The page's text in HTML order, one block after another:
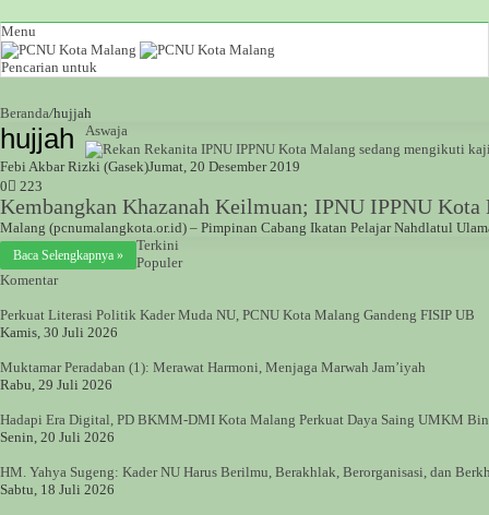
Menu
Pencarian untuk
Beranda/hujjah
hujjah Aswaja
Febi Akbar Rizki (Gasek)Jumat, 20 Desember 2019
0
223
Kembangkan Khazanah Keilmuan; IPNU IPPNU
Malang (pcnumalangkota.or.id) – Pimpinan Cabang Ikatan Pelajar Nahdlatul
Baca Selengkapnya »
Terkini
Populer
Komentar
Perkuat Literasi Politik Kader Muda NU, PCNU Kota Malang Gandeng FISIP UB
Kamis, 30 Juli 2026
Muktamar Peradaban (1): Merawat Harmoni, Menjaga Marwah Jam’iyah
Rabu, 29 Juli 2026
Hadapi Era Digital, PD BKMM-DMI Kota Malang Perkuat Daya Saing UMKM
Senin, 20 Juli 2026
HM. Yahya Sugeng: Kader NU Harus Berilmu, Berakhlak, Berorganisasi, dan
Sabtu, 18 Juli 2026